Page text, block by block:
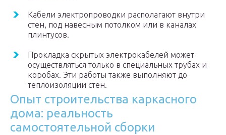
Кабели электропроводки располагают внутри
стен, под навесным потолком или в каналах
плинтусов.
Прокладка скрытых электрокабелей может
осуществляться только в специальных трубах и
коробах. Эти работы также выполняют до
теплоизоляции стен.
Опыт строительства каркасного
дома: реальность
самостоятельной сборки